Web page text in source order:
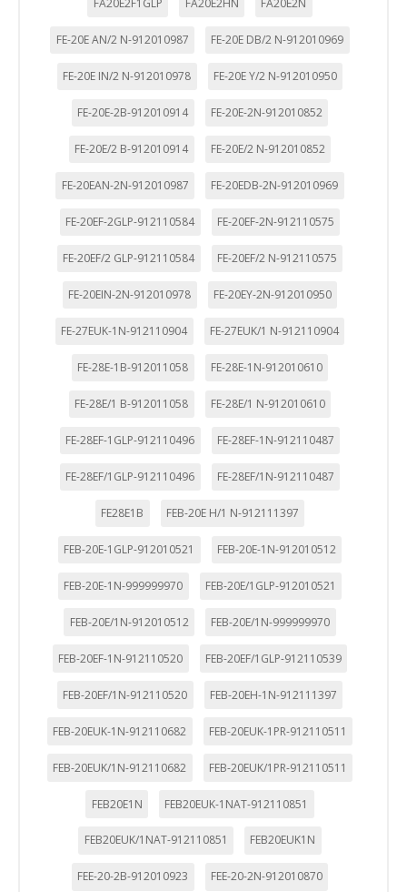
FA20E2F1GLP FA20E2HN FA20E2N
FE-20E AN/2 N-912010987 FE-20E DB/2 N-912010969
FE-20E IN/2 N-912010978 FE-20E Y/2 N-912010950
FE-20E-2B-912010914 FE-20E-2N-912010852
FE-20E/2 B-912010914 FE-20E/2 N-912010852
FE-20EAN-2N-912010987 FE-20EDB-2N-912010969
FE-20EF-2GLP-912110584 FE-20EF-2N-912110575
FE-20EF/2 GLP-912110584 FE-20EF/2 N-912110575
FE-20EIN-2N-912010978 FE-20EY-2N-912010950
FE-27EUK-1N-912110904 FE-27EUK/1 N-912110904
FE-28E-1B-912011058 FE-28E-1N-912010610
FE-28E/1 B-912011058 FE-28E/1 N-912010610
FE-28EF-1GLP-912110496 FE-28EF-1N-912110487
FE-28EF/1GLP-912110496 FE-28EF/1N-912110487
FE28E1B FEB-20E H/1 N-912111397
FEB-20E-1GLP-912010521 FEB-20E-1N-912010512
FEB-20E-1N-999999970 FEB-20E/1GLP-912010521
FEB-20E/1N-912010512 FEB-20E/1N-999999970
FEB-20EF-1N-912110520 FEB-20EF/1GLP-912110539
FEB-20EF/1N-912110520 FEB-20EH-1N-912111397
FEB-20EUK-1N-912110682 FEB-20EUK-1PR-912110511
FEB-20EUK/1N-912110682 FEB-20EUK/1PR-912110511
FEB20E1N FEB20EUK-1NAT-912110851
FEB20EUK/1NAT-912110851 FEB20EUK1N
FEE-20-2B-912010923 FEE-20-2N-912010870
sobre estas cookies, pero alguna áreas del sitio no
información de identificación personal.
COOKIELEGALFERSAY, VSF904, PHPSESSID, wp-settings-1,
Cookies de rendimiento
tráfico para poder evaluar el rendimiento de nuestro sitio y
menos visitadas, y cómo los visitantes navegan por el sitio.
Toda la información que recogen estas cookies es
_utma,_utmb,_utmc,_utmz,_utmt,_utmz,_atuvc,_atuvs, _ga,
Estas cookies pueden ser establecidas a través de nuestro
utilizadas por esas empresas para crear un perfil de sus
No almacenan directamente información personal, sino
_evAd, _evCoupon, _evSubscription, _evPromt
GUARDAR CONFIGURACIÓN
Puedes volver a configurar tus cookies desde la sección
consultar nuestra política de cookies